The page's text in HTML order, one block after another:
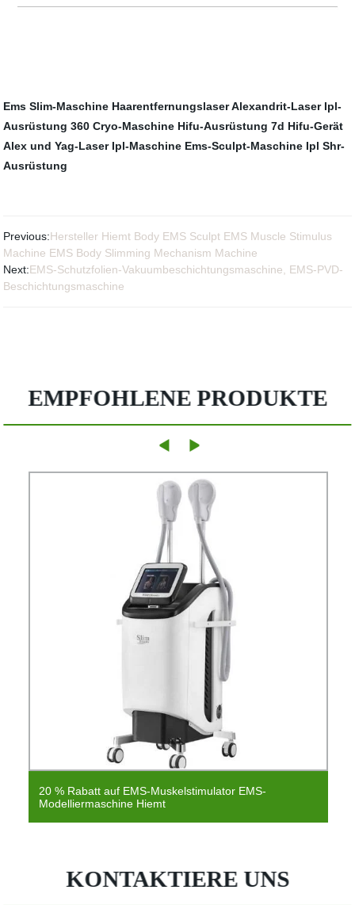
Ems Slim-Maschine HaarentfernungslaserAlexandrit-Laser Ipl-
Ausrüstung 360 Cryo-Maschine Hifu-Ausrüstung 7d Hifu-Gerät
Alex und Yag-Laser Ipl-Maschine Ems-Sculpt-Maschine Ipl Shr-
Ausrüstung
Previous:Hersteller Hiemt Body EMS Sculpt EMS Muscle Stimulus
Machine EMS Body Slimming Mechanism Machine
Next:EMS-Schutzfolien-Vakuumbeschichtungsmaschine, EMS-PVD-
Beschichtungsmaschine
EMPFOHLENE PRODUKTE
20 % Rabatt auf EMS-Muskelstimulator EMS-
Modelliermaschine Hiemt
KONTAKTIERE UNS